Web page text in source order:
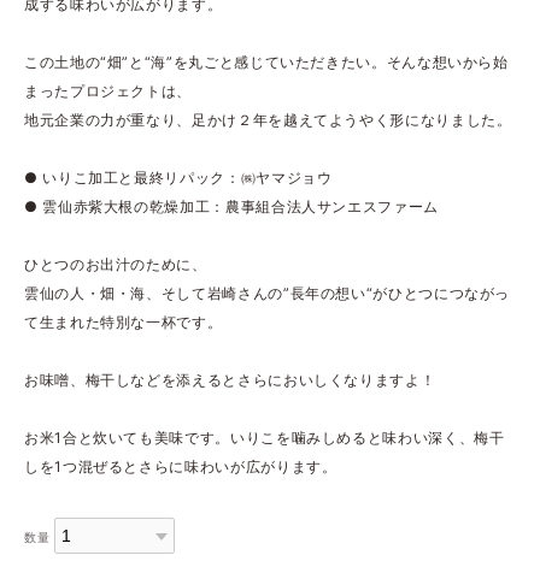
成する味わいが広がります。
この土地の“畑”と“海”を丸ごと感じていただきたい。そんな想いから始
まったプロジェクトは、
地元企業の力が重なり、足かけ２年を越えてようやく形になりました。
● いりこ加工と最終リパック：㈱ヤマジョウ
● 雲仙赤紫大根の乾燥加工：農事組合法人サンエスファーム
ひとつのお出汁のために、
雲仙の人・畑・海、そして岩崎さんの”長年の想い“がひとつにつながっ
て生まれた特別な一杯です。
お味噌、梅干しなどを添えるとさらにおいしくなりますよ！
お米1合と炊いても美味です。いりこを噛みしめると味わい深く、梅干
しを1つ混ぜるとさらに味わいが広がります。
数量